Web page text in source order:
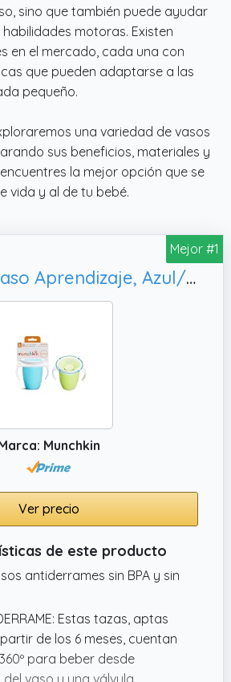
sino que también puede ayudar
motoras. Existen
en el mercado, cada una con
que pueden adaptarse a las
pequeño.
una variedad de vasos
sus beneficios, materiales y
la mejor opción que se
vida y al de tu bebé.
Mejor #1
Munchkin Vaso Aprendizaje, Azul/Verde
Munchkin
Ver precio
de este producto
antiderrames sin BPA y sin
Estas tazas, aptas
de los 6 meses, cuentan
para beber desde
vaso y una válvula